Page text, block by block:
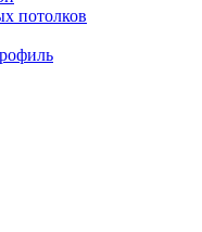
потолков